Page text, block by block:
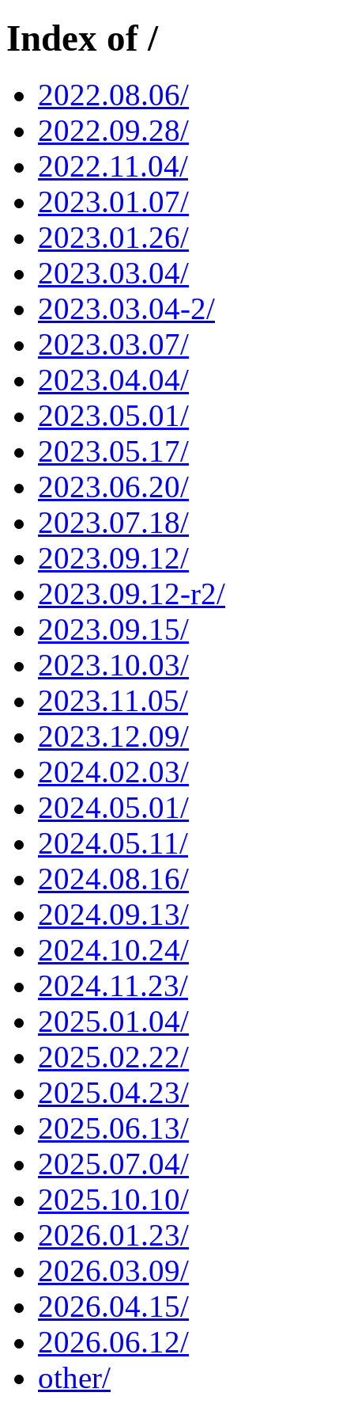
Index of /
2022.08.06/
2022.09.28/
2022.11.04/
2023.01.07/
2023.01.26/
2023.03.04/
2023.03.04-2/
2023.03.07/
2023.04.04/
2023.05.01/
2023.05.17/
2023.06.20/
2023.07.18/
2023.09.12/
2023.09.12-r2/
2023.09.15/
2023.10.03/
2023.11.05/
2023.12.09/
2024.02.03/
2024.05.01/
2024.05.11/
2024.08.16/
2024.09.13/
2024.10.24/
2024.11.23/
2025.01.04/
2025.02.22/
2025.04.23/
2025.06.13/
2025.07.04/
2025.10.10/
2026.01.23/
2026.03.09/
2026.04.15/
2026.06.12/
other/